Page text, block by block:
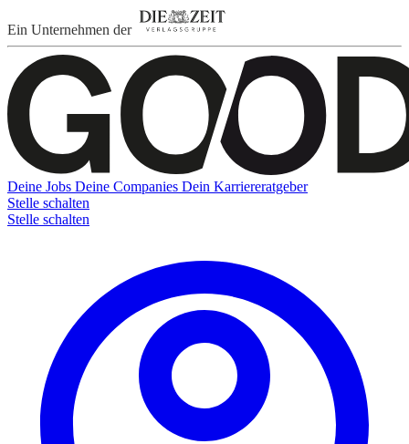
Ein Unternehmen der
Deine Jobs Deine Companies Dein Karriereratgeber
Stelle schalten
Stelle schalten